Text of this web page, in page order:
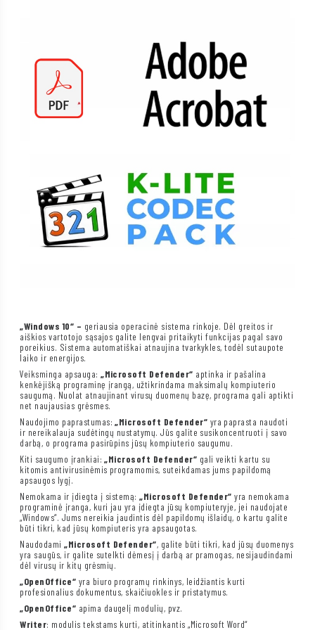
„Windows 10“ – geriausia operacinė sistema rinkoje. Dėl greitos ir
aiškios vartotojo sąsajos galite lengvai pritaikyti funkcijas pagal savo
poreikius. Sistema automatiškai atnaujina tvarkykles, todėl sutaupote
laiko ir energijos.
Veiksminga apsauga:„Microsoft Defender“ aptinka ir pašalina
kenkėjišką programinę įrangą, užtikrindama maksimalų kompiuterio
saugumą. Nuolat atnaujinant virusų duomenų bazę, programa gali aptikti
net naujausias grėsmes.
Naudojimo paprastumas:„Microsoft Defender“ yra paprasta naudoti
ir nereikalauja sudėtingų nustatymų. Jūs galite susikoncentruoti į savo
darbą, o programa pasirūpins jūsų kompiuterio saugumu.
Kiti saugumo įrankiai:„Microsoft Defender“ gali veikti kartu su
kitomis antivirusinėmis programomis, suteikdamas jums papildomą
apsaugos lygį.
Nemokama ir įdiegta į sistemą:„Microsoft Defender“ yra nemokama
programinė įranga, kuri jau yra įdiegta jūsų kompiuteryje, jei naudojate
„Windows“. Jums nereikia jaudintis dėl papildomų išlaidų, o kartu galite
būti tikri, kad jūsų kompiuteris yra apsaugotas.
Naudodami„Microsoft Defender“, galite būti tikri, kad jūsų duomenys
yra saugūs, ir galite sutelkti dėmesį į darbą ar pramogas, nesijaudindami
dėl virusų ir kitų grėsmių.
„OpenOffice“ yra biuro programų rinkinys, leidžiantis kurti
profesionalius dokumentus, skaičiuokles ir pristatymus.
„OpenOffice“ apima daugelį modulių, pvz.
Writer: modulis tekstams kurti, atitinkantis „Microsoft Word“